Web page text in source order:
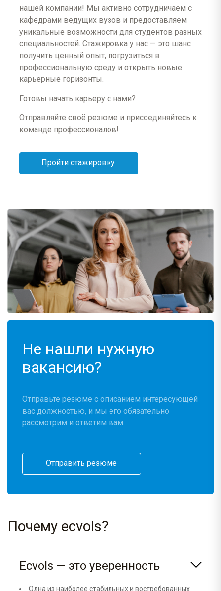
7000 рублей), возможен оклад по результатам
собеседования
График 5/2 с 9 до 18
Официальное трудоустройство, 28 дней отпуск
Стартовая адаптация + ежемесячное корпоративное
обучение
Возможности карьерного роста
Скидки на продукцию
Контактная информация
Корпоративное обучение
Тренинги, семинары и коучинг, которые помогут
раскрыть Ваш потенциал
Возможность стать частью команды победителей
8 (926) 079-75-47
нашей компании! Мы активно сотрудничаем с
кафедрами ведущих вузов и предоставляем
уникальные возможности для студентов разных
специальностей. Стажировка у нас — это шанс
получить ценный опыт, погрузиться в
профессиональную среду и открыть новые
карьерные горизонты.
Готовы начать карьеру с нами?
Отправляйте своё резюме и присоединяйтесь к
команде профессионалов!
Пройти стажировку
Не нашли нужную
вакансию?
Отправьте резюме с описанием интересующей
вас должностью, и мы его обязательно
рассмотрим и ответим вам.
Отправить резюме
Почему ecvols?
Ecvols — это уверенность
Одна из наиболее стабильных и востребованных